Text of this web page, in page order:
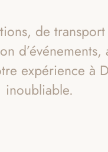
de
expérience à
inoubliable.